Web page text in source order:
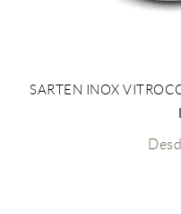
SARTEN INOX